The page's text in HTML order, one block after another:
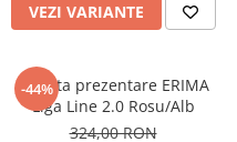
VEZI VARIANTE
-44%
Jacheta prezentare ERIMA
Liga Line 2.0 Rosu/Alb
324,00 RON